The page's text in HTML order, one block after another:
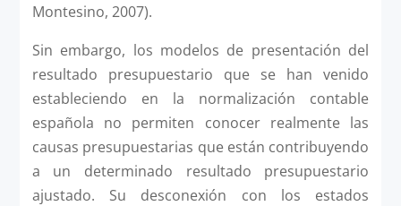
Montesino, 2007).
Sin embargo, los modelos de presentación del
resultado presupuestario que se han venido
estableciendo en la normalización contable
española no permiten conocer realmente las
causas presupuestarias que están contribuyendo
a un determinado resultado presupuestario
ajustado. Su desconexión con los estados